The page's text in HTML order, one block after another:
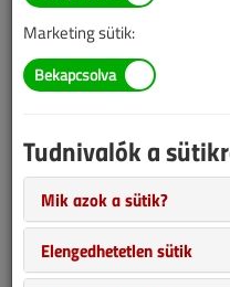
Tudnivalók az online
Van más mód ahhoz, hogy
is?
Meddig érvényes a
VGF&HKL előfizetés
Marketing sütik:
Tudnivalók a
Mik azok a sütik?
Elengedhetetlen sütik